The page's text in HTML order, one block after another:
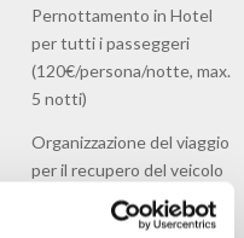
Pernottamento in Hotel
per tutti i passeggeri
(120€/persona/notte, max.
5 notti)
Organizzazione del viaggio
per il recupero del veicolo
riparato, per 1 persona, a
mezzo treno, aereo o auto